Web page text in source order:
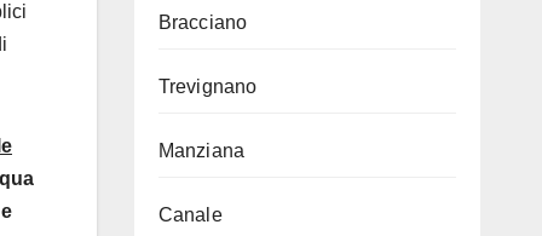
Bracciano
Trevignano
Manziana
Canale